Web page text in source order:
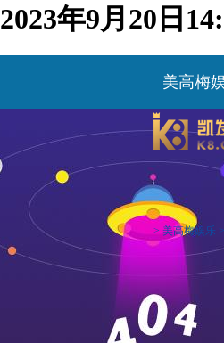
2023年9月20日
美高梅
> 美高梅娱乐